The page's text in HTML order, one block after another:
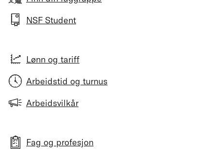
NSF Student
Lønn og tariff
Arbeidstid og turnus
Arbeidsvilkår
Fag og profesjon